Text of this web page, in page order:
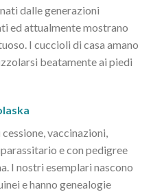
dalle generazioni
ed attualmente mostrano
I cuccioli di casa amano
beatamente ai piedi
vaccinazioni,
e con pedigree
I nostri esemplari nascono
e hanno genealogie